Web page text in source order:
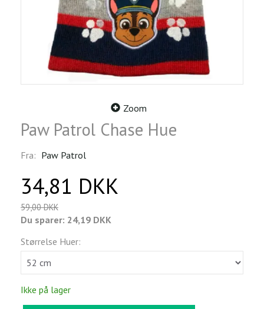
Zoom
Paw Patrol Chase Hue
Fra: Paw Patrol
34,81 DKK
59,00 DKK
Du sparer: 24,19 DKK
Størrelse Huer:
Ikke på lager